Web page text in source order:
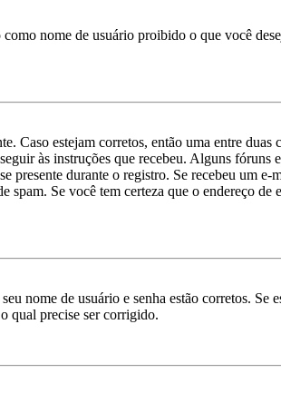
nome de usuário proibido o que você
Caso estejam corretos, então uma entre
às instruções que recebeu. Alguns
durante o registro. Se recebeu um
Se você tem certeza que o endereço
nome de usuário e senha estão corretos.
qual precise ser corrigido.